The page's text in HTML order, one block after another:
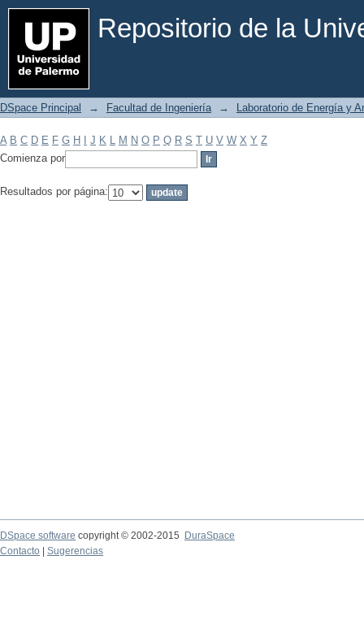
Repositorio de la
Filtrar por: Materia
DSpace Principal → Facultad de Ingeniería → Laboratorio de Energía y
A B C D E F G H J K L M N O P Q R S T U V W X Y Z
Comienza por
Resultados por página:
DSpace software copyright © 2002-2015
DuraSpace
Contacto
Sugerencias